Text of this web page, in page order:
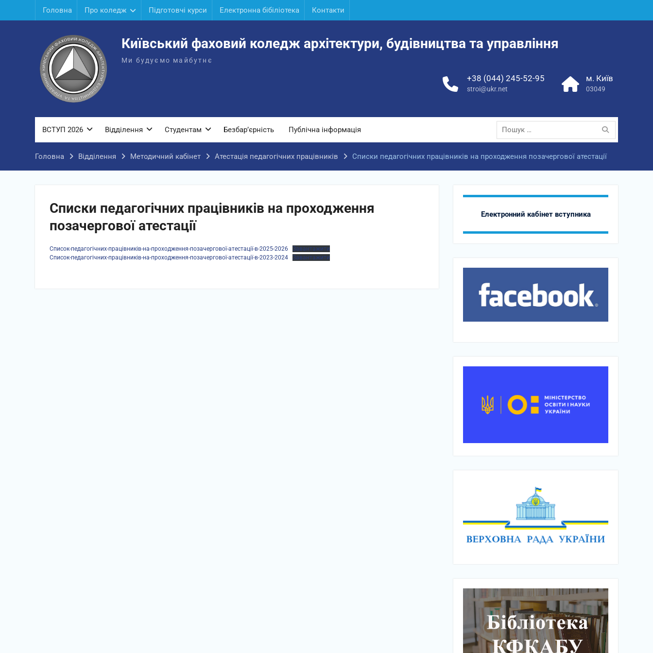
Головна Про коледж Підготовчі курси Електронна бібіліотека Контакти
Київський фаховий коледж архітектури, будівництва та управління
Ми будуємо майбутнє
+38 (044) 245-52-95
stroi@ukr.net
м. Київ
03049
ВСТУП 2026 Відділення Студентам Безбар’єрність Публічна інформація
Пошук:
Головна Відділення Методичний кабінет Атестація педагогічних працівників Списки педагогічних працівників на проходження позачергової атестації
Списки педагогічних працівників на проходження
позачергової атестації
Список-педагогічних-працівників-на-проходження-позачергової-атестації-в-2025-2026
Завантажити
Список-педагогічних-працівників-на-проходження-позачергової-атестації-в-2023-2024
Завантажити
Електронний кабінет вступника